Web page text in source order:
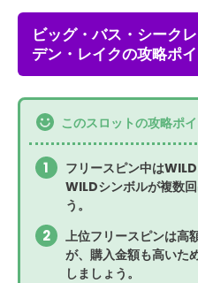
ビッグ・バス・シーク
デン・レイクの攻略ポ
このスロットの攻略ポ
フリースピン中は
WILDシンボルが複数
う。
上位フリースピンは高
が、購入金額も高いた
しましょう。